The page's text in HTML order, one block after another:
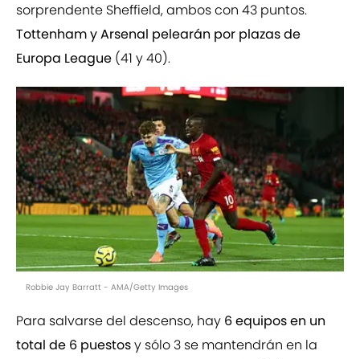
sorprendente Sheffield, ambos con 43 puntos.
Tottenham y Arsenal pelearán por plazas de
Europa League (41 y 40).
Robbie Jay Barratt - AMA/Getty Images
Para salvarse del descenso, hay 6 equipos en un
total de 6 puestosy sólo 3 se mantendrán en la